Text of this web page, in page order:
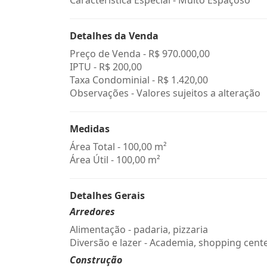
Detalhes da Venda
Preço de Venda - R$ 970.000,00
IPTU - R$ 200,00
Taxa Condominial - R$ 1.420,00
Observações - Valores sujeitos a alteração
Medidas
Área Total - 100,00 m²
Área Útil - 100,00 m²
Detalhes Gerais
Arredores
Alimentação - padaria, pizzaria
Diversão e lazer - Academia, shopping
Construção